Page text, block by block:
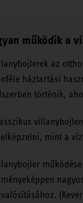
működik a
az
háztartási
történik,
mint a